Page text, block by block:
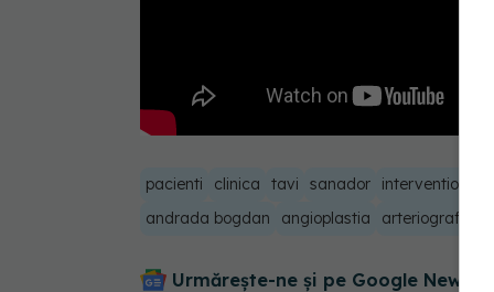
pacienti clinica tavi sanador
interventionala
andrada bogdan
angioplastia arteriografia
Urmărește-ne și pe Google News -